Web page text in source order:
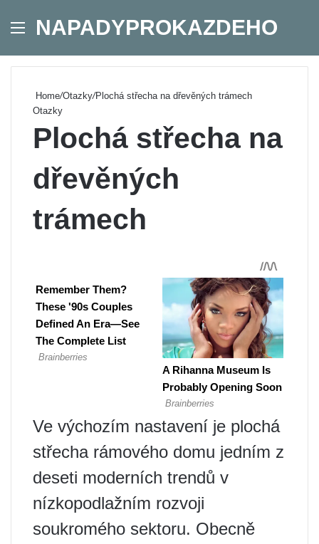
Menu
NAPADYPROKAZDEHO
Home/Otazky/Plochá střecha na dřevěných trámech
Otazky
Plochá střecha na
dřevěných
trámech
Ve výchozím nastavení je plochá
střecha rámového domu jedním z
deseti moderních trendů v
nízkopodlažním rozvoji
soukromého sektoru. Obecně